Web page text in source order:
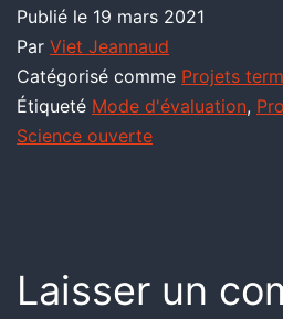
Publié le 19 mars 2021
Par Viet Jeannaud
Catégorisé comme Projets
Étiqueté Mode d'évaluation,
Science ouverte
Laisser un